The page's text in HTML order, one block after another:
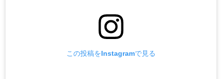
この投稿をInstagramで見る